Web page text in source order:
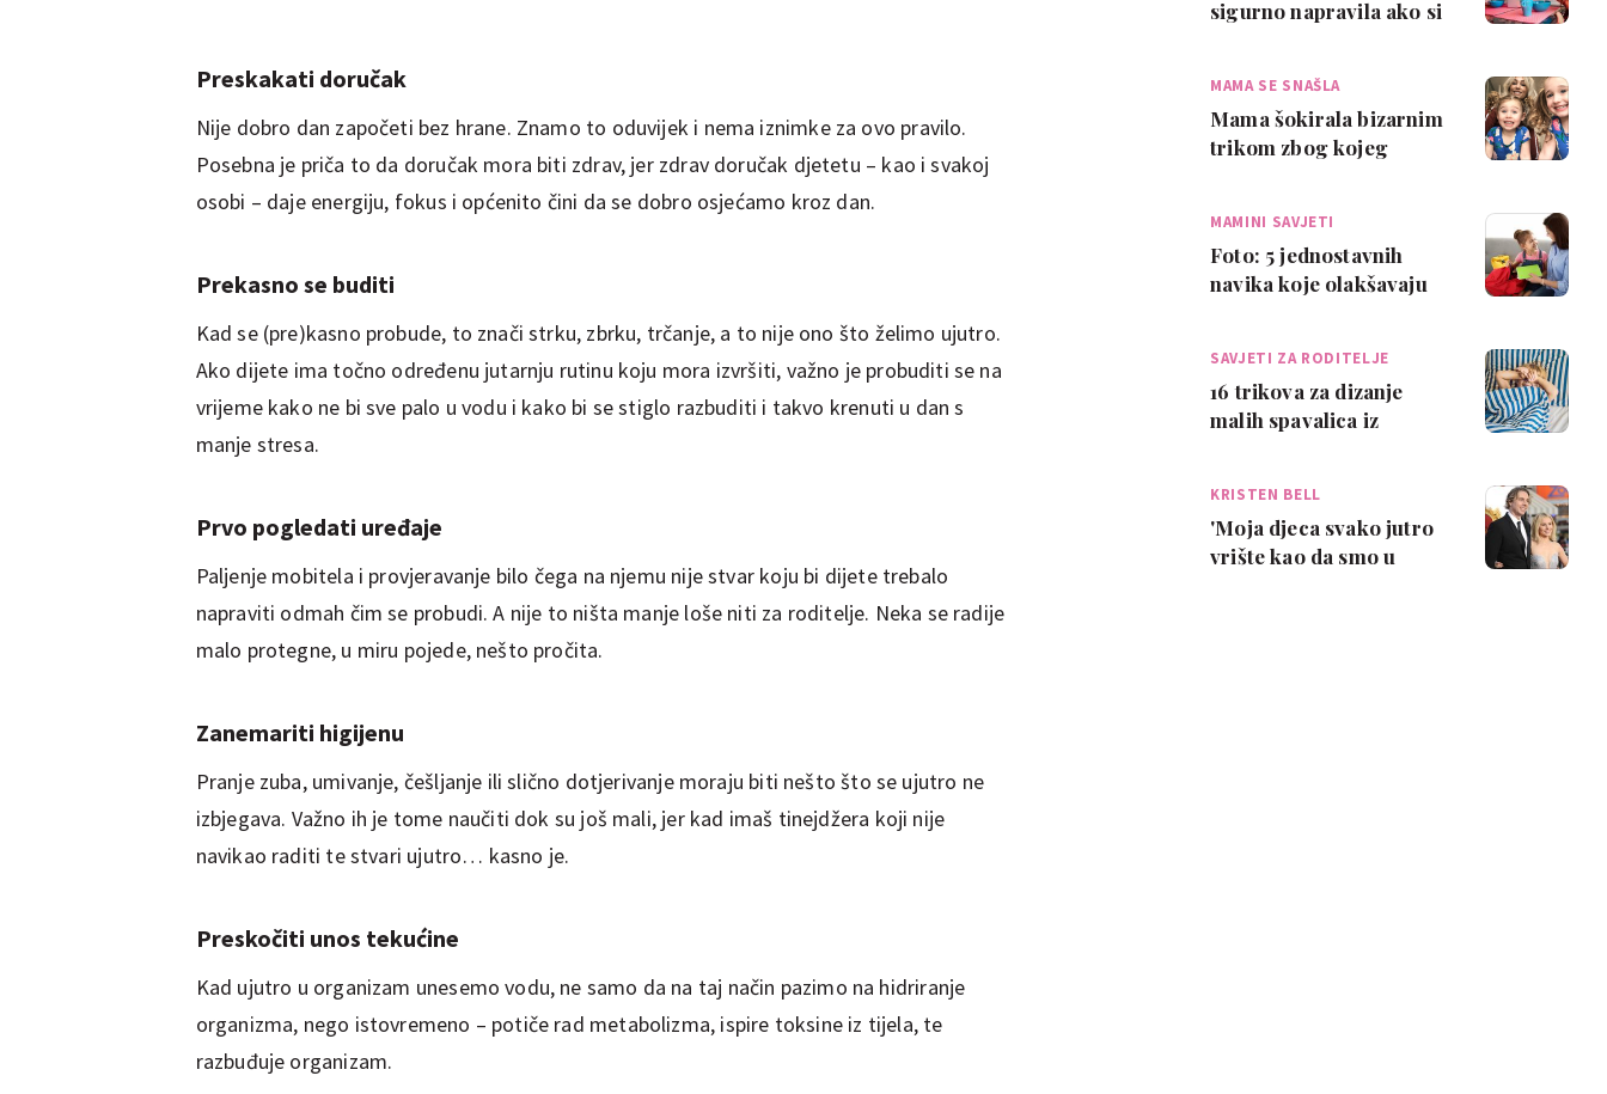
Preskakati doručak
Nije dobro dan započeti bez hrane. Znamo to oduvijek i nema iznimke za ovo pravilo.
Posebna je priča to da doručak mora biti zdrav, jer zdrav doručak djetetu – kao i svakoj
osobi – daje energiju, fokus i općenito čini da se dobro osjećamo kroz dan.
Prekasno se buditi
Kad se (pre)kasno probude, to znači strku, zbrku, trčanje, a to nije ono što želimo ujutro.
Ako dijete ima točno određenu jutarnju rutinu koju mora izvršiti, važno je probuditi se na
vrijeme kako ne bi sve palo u vodu i kako bi se stiglo razbuditi i takvo krenuti u dan s
manje stresa.
Prvo pogledati uređaje
Paljenje mobitela i provjeravanje bilo čega na njemu nije stvar koju bi dijete trebalo
napraviti odmah čim se probudi. A nije to ništa manje loše niti za roditelje. Neka se radije
malo protegne, u miru pojede, nešto pročita.
Zanemariti higijenu
Pranje zuba, umivanje, češljanje ili slično dotjerivanje moraju biti nešto što se ujutro ne
izbjegava. Važno ih je tome naučiti dok su još mali, jer kad imaš tinejdžera koji nije
navikao raditi te stvari ujutro… kasno je.
Preskočiti unos tekućine
Kad ujutro u organizam unesemo vodu, ne samo da na taj način pazimo na hidriranje
organizma, nego istovremeno – potiče rad metabolizma, ispire toksine iz tijela, te
razbuđuje organizam.
sigurno napravila ako si
MAMA SE SNAŠLA
Mama šokirala bizarnim
trikom zbog kojeg
MAMINI SAVJETI
Foto: 5 jednostavnih
navika koje olakšavaju
SAVJETI ZA RODITELJE
16 trikova za dizanje
malih spavalica iz
KRISTEN BELL
'Moja djeca svako jutro
vrište kao da smo u